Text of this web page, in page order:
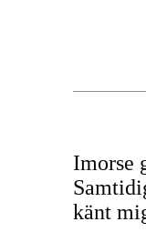
Imorse
känt